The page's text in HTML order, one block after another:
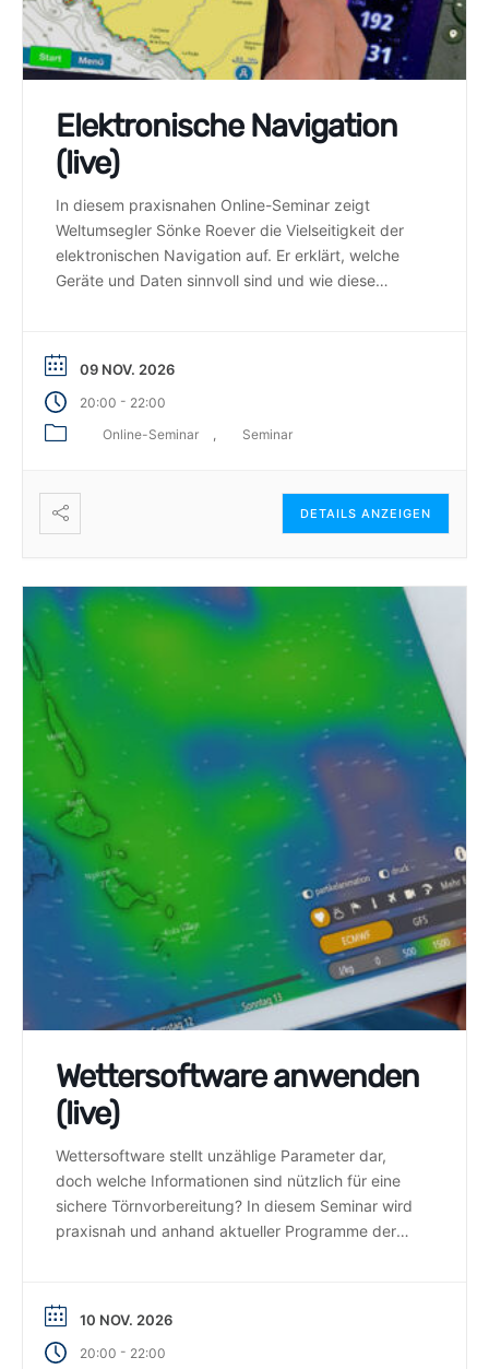
Elektronische Navigation
(live)
In diesem praxisnahen Online-Seminar zeigt
Weltumsegler Sönke Roever die Vielseitigkeit der
elektronischen Navigation auf. Er erklärt, welche
Geräte und Daten sinnvoll sind und wie diese
09 NOV. 2026
20:00 - 22:00
Online-Seminar
Seminar
DETAILS ANZEIGEN
Wettersoftware anwenden
(live)
Wettersoftware stellt unzählige Parameter dar,
doch welche Informationen sind nützlich für eine
sichere Törnvorbereitung? In diesem Seminar wird
praxisnah und anhand aktueller Programme der
10 NOV. 2026
20:00 - 22:00